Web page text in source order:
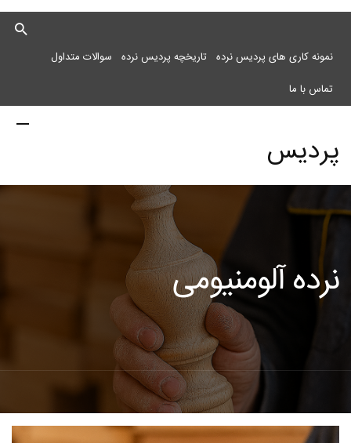
نمونه کاری های پردیس نرده تاریخچه پردیس نرده سوالات متداول
تماس با ما
پردیس
نرده
مرکز
نرده آلومنیومی